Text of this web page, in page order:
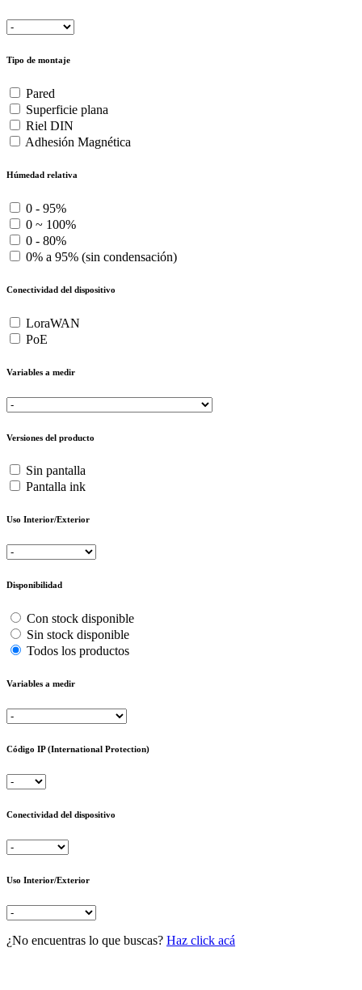
Tipo de montaje
Pared
Superficie plana
Riel DIN
Adhesión Magnética
Húmedad relativa
0 - 95%
0 ~ 100%
0 - 80%
0% a 95% (sin condensación)
Conectividad del dispositivo
LoraWAN
PoE
Variables a medir
Versiones del producto
Sin pantalla
Pantalla ink
Uso Interior/Exterior
Disponibilidad
Con stock disponible
Sin stock disponible
Todos los productos
Variables a medir
Código IP (International Protection)
Conectividad del dispositivo
Uso Interior/Exterior
¿No encuentras lo que buscas? Haz click acá